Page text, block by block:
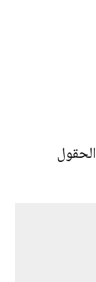
الحقول